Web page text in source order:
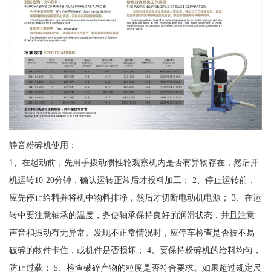
静音粉碎机使用：
1、在起动前，先用手拨动惯性轮观察机内是否有异物存在，然后开
机运转10-20分钟，确认运转正常后才投料加工； 2、停止运转前，
应先停止给料并将机中物料排净，然后才切断电动机电源； 3、在运
转中要注意轴承的温度，务使轴承保持良好的润滑状态，并且注意
声音和振动有无异常。发现不正常情况时，应停车检查是否被不易
破碎的物件卡住，或机件是否损坏； 4、要保持粉碎机的给料均匀，
防止过载； 5、检查破碎产物的粒度是否符合要求。如果超过规定尺